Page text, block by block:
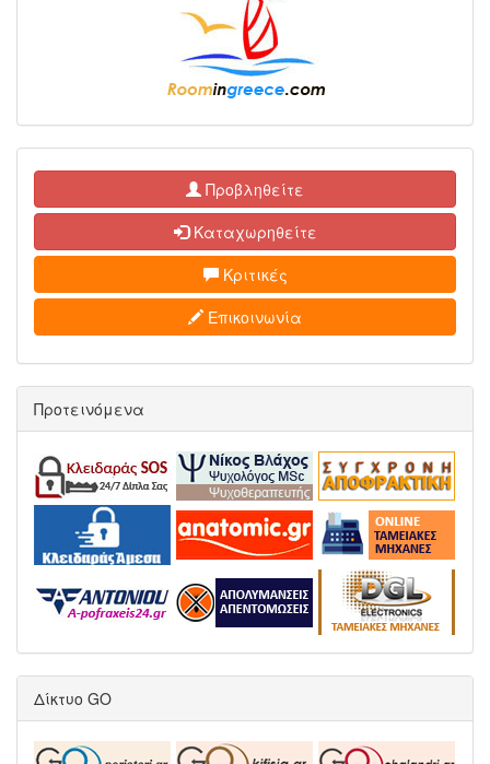
Προβληθείτε
Καταχωρηθείτε
Κριτικές
Επικοινωνία
Προτεινόμενα
Δίκτυο GO